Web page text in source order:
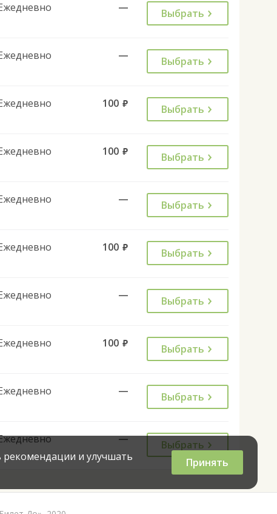
— Выбрать
— Выбрать
100 руб. Выбрать
100 руб. Выбрать
— Выбрать
100 руб. Выбрать
— Выбрать
100 руб. Выбрать
— Выбрать
—
Выбрать
рекомендации и улучшать
Принять